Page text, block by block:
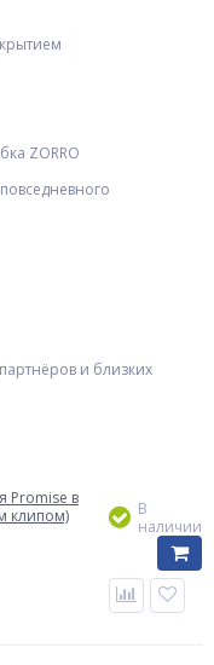
ZORRO
и близких
Promise в
клипом)
В
наличии